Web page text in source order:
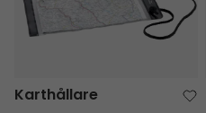
Karthållare